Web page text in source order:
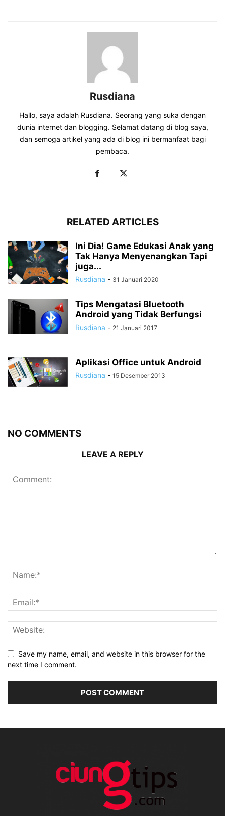
Rusdiana
Hallo, saya adalah Rusdiana. Seorang yang suka dengan
dunia internet dan blogging. Selamat datang di blog saya,
dan semoga artikel yang ada di blog ini bermanfaat bagi
pembaca.
RELATED ARTICLES
Ini Dia! Game Edukasi Anak yang
Tak Hanya Menyenangkan Tapi
juga...
Rusdiana - 31 Januari 2020
Tips Mengatasi Bluetooth
Android yang Tidak Berfungsi
Rusdiana - 21 Januari 2017
Aplikasi Office untuk Android
Rusdiana - 15 Desember 2013
NO COMMENTS
LEAVE A REPLY
Save my name, email, and website in this browser for the
next time I comment.